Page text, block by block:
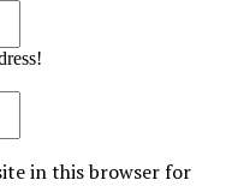
in this browser for